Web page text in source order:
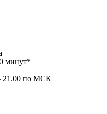
минут*
21.00 по МСК